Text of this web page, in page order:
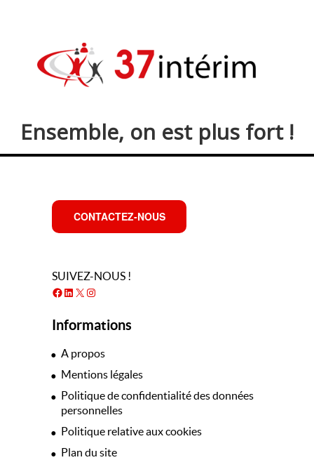
Ensemble, on est plus fort !
CONTACTEZ-NOUS
SUIVEZ-NOUS !
Facebook
LinkedIn
X Instagram
Informations
A propos
Mentions légales
Politique de confidentialité des données
personnelles
Politique relative aux cookies
Plan du site